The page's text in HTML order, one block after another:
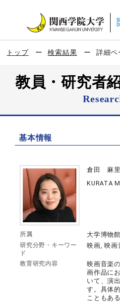
トップ 検索結果 詳細ペ
教員・研究者
基本情報
倉田 麻
KURATA
所属 大学博物
研究分野・キーワー
ド
映画, 映画
教育研究内容
映画音楽
画作品に
いて、演
す。具体
こともあ